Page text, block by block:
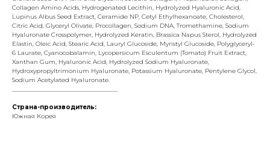
Collagen Amino Acids, Hydrogenated Lecithin, Hydrolyzed Hyaluronic Acid,
Lupinus Albus Seed Extract, Ceramide NP, Cetyl Ethylhexanoate, Cholesterol,
Citric Acid, Glyceryl Olivate, Procollagen, Sodium DNA, Tromethamine, Sodium
Hyaluronate Crosspolymer, Hydrolyzed Keratin, Brassica Napus Sterol, Hydrolyzed
Elastin, Oleic Acid, Stearic Acid, Lauryl Glucoside, Myristyl Glucoside, Polyglyceryl-
6 Laurate, Cyanocobalamin, Lycopersicum Esculentum (Tomato) Fruit Extract,
Xanthan Gum, Hyaluronic Acid, Hydrolyzed Sodium Hyaluronate,
Hydroxypropyltrimonium Hyaluronate, Potassium Hyaluronate, Pentylene Glycol,
Sodium Acetylated Hyaluronate.
Страна-производитель:
Южная Корея